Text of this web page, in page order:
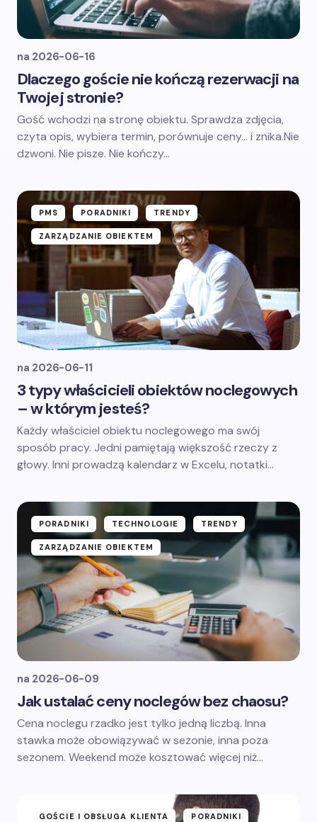
na 2026-06-16
Dlaczego goście nie kończą rezerwacji na
Twojej stronie?
Gość wchodzi na stronę obiektu. Sprawdza zdjęcia,
czyta opis, wybiera termin, porównuje ceny… i znika.Nie
dzwoni. Nie pisze. Nie kończy…
PMS PORADNIKI TRENDY
ZARZĄDZANIE OBIEKTEM
na 2026-06-11
3 typy właścicieli obiektów noclegowych
– w którym jesteś?
Każdy właściciel obiektu noclegowego ma swój
sposób pracy. Jedni pamiętają większość rzeczy z
głowy. Inni prowadzą kalendarz w Excelu, notatki…
PORADNIKI TECHNOLOGIE TRENDY
ZARZĄDZANIE OBIEKTEM
na 2026-06-09
Jak ustalać ceny noclegów bez chaosu?
Cena noclegu rzadko jest tylko jedną liczbą. Inna
stawka może obowiązywać w sezonie, inna poza
sezonem. Weekend może kosztować więcej niż…
GOŚCIE I OBSŁUGA KLIENTA PORADNIKI